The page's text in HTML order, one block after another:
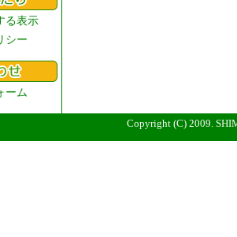
る表示
シー
ーム
Copyright (C) 2009.